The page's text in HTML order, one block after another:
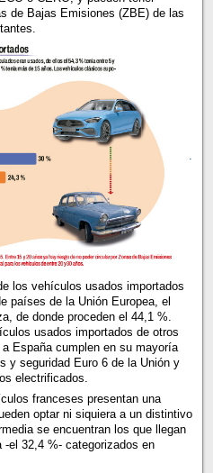
de Bajas Emisiones (ZBE) de las
.
los vehículos usados importados
países de la Unión Europea, el
de donde proceden el 44,1 %.
usados importados de otros
España cumplen en su mayoría
y seguridad Euro 6 de la Unión y
electrificados.
franceses presentan una
optar ni siquiera a un distintivo
se encuentran los que llegan
el 32,4 %- categorizados en